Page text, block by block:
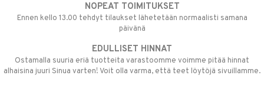
NOPEAT TOIMITUKSET
Ennen kello 13.00 tehdyt tilaukset lähetetään normaalisti samana
päivänä
EDULLISET HINNAT
Ostamalla suuria eriä tuotteita varastoomme voimme pitää hinnat
alhaisina juuri Sinua varten! Voit olla varma, että teet löytöjä sivuillamme.